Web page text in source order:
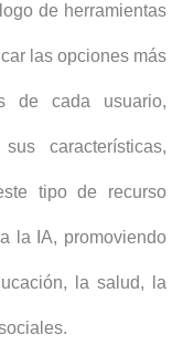
de herramientas
las opciones más
de cada usuario,
características,
tipo de recurso
la IA, promoviendo
la salud, la